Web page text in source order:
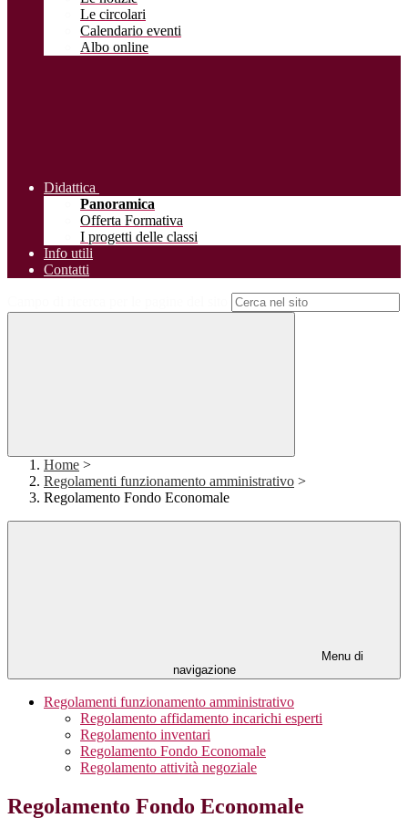
Le circolari
Calendario eventi
Albo online
Didattica
Panoramica
Offerta Formativa
I progetti delle classi
Info utili
Contatti
Home >
Regolamenti funzionamento amministrativo >
Regolamento Fondo Economale
Menu di
navigazione
Regolamenti funzionamento amministrativo
Regolamento affidamento incarichi esperti
Regolamento inventari
Regolamento Fondo Economale
Regolamento attività negoziale
Regolamento Fondo Economale